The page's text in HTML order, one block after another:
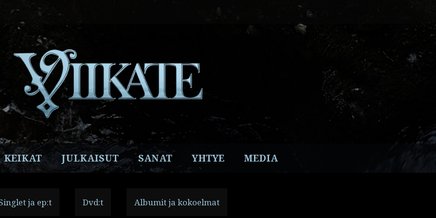
KEIKAT JULKAISUT SANAT YHTYE MEDIA
ja ep:t Dvd:t Albumit ja kokoelmat